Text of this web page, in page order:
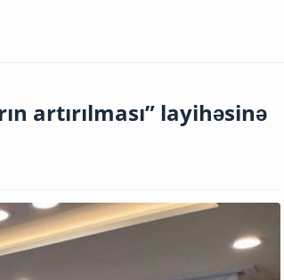
artırılması” layihəsinə